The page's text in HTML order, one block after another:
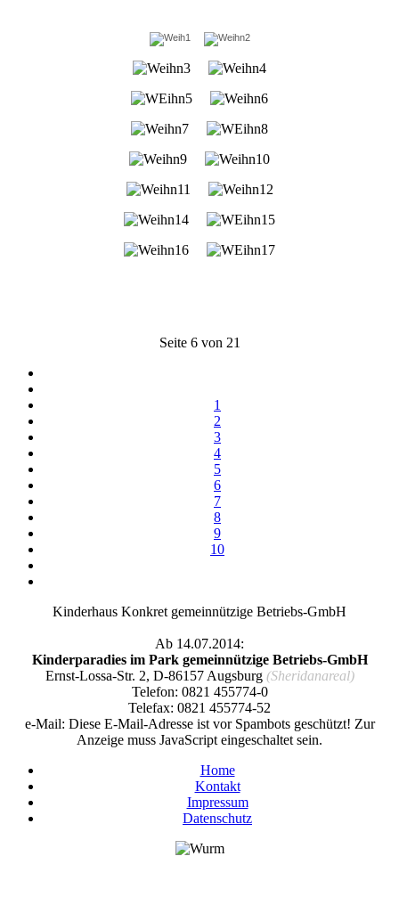
Seite 6 von 21
1
2
3
4
5
6
7
8
9
10
Kinderhaus Konkret gemeinnützige Betriebs-GmbH
Ab 14.07.2014:
Kinderparadies im Park gemeinnützige Betriebs-GmbH
Ernst-Lossa-Str. 2, D-86157 Augsburg(Sheridanareal)
Telefon: 0821 455774-0
Telefax: 0821 455774-52
e-Mail: Diese E-Mail-Adresse ist vor Spambots geschützt! Zur
Anzeige muss JavaScript eingeschaltet sein.
Home
Kontakt
Impressum
Datenschutz